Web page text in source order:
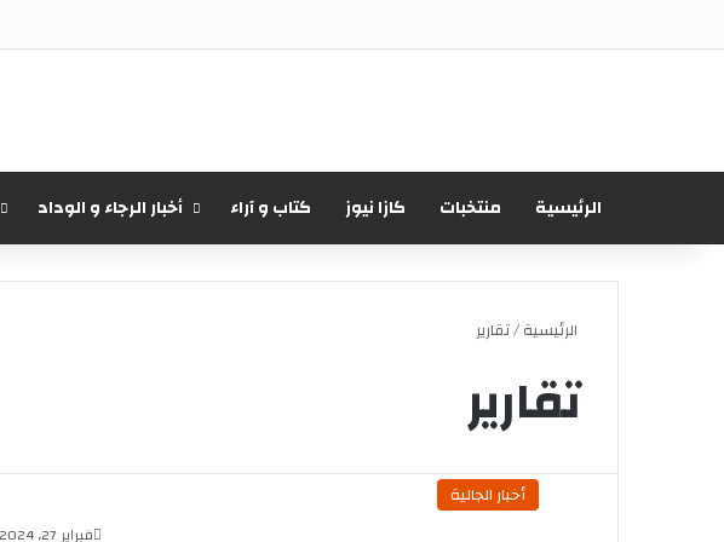
الرئيسية منتخبات كازا نيوز كتاب و آراء أخبار الرجاء و الوداد
الرئيسية/تقارير
تقارير
أخبار الجالية
فبراير 27, 2024